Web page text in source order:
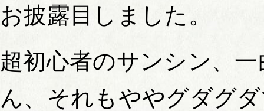
お披露目しました。
超初心者のサンシン、
ん、それもややグダグ